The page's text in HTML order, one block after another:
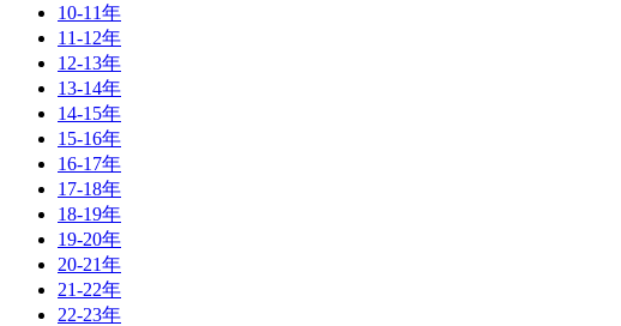
10-11年
11-12年
12-13年
13-14年
14-15年
15-16年
16-17年
17-18年
18-19年
19-20年
20-21年
21-22年
22-23年